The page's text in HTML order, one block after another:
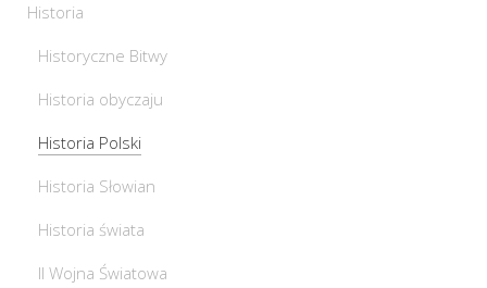
Historia
Historyczne Bitwy
Historia obyczaju
Historia Polski
Historia Słowian
Historia świata
II Wojna Światowa